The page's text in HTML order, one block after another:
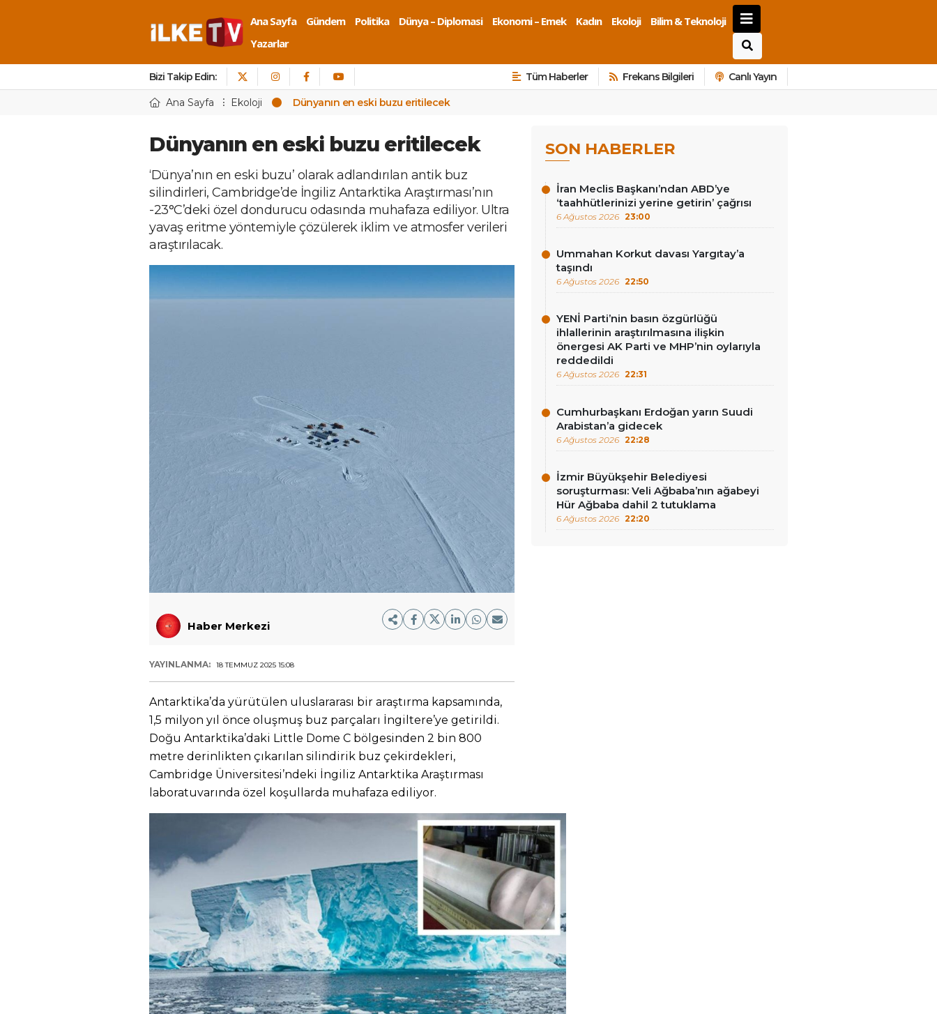
Ana Sayfa Gündem Politika Dünya – Diplomasi Ekonomi – Emek Kadın Ekoloji
Bilim & Teknoloji
Yazarlar
Bizi Takip Edin: Tüm Haberler Frekans Bilgileri Canlı Yayın
Ana Sayfa Ekoloji Dünyanın en eski buzu eritilecek
Dünyanın en eski buzu eritilecek
‘Dünya’nın en eski buzu’ olarak adlandırılan antik buz
silindirleri, Cambridge’de İngiliz Antarktika Araştırması’nın
-23°C’deki özel dondurucu odasında muhafaza ediliyor. Ultra
yavaş eritme yöntemiyle çözülerek iklim ve atmosfer verileri
araştırılacak.
Haber Merkezi
YAYINLANMA: 18 TEMMUZ 2025 15:08
Antarktika’da yürütülen uluslararası bir araştırma kapsamında,
1,5 milyon yıl önce oluşmuş buz parçaları İngiltere’ye getirildi.
Doğu Antarktika’daki Little Dome C bölgesinden 2 bin 800
metre derinlikten çıkarılan silindirik buz çekirdekleri,
Cambridge Üniversitesi’ndeki İngiliz Antarktika Araştırması
laboratuvarında özel koşullarda muhafaza ediliyor.
SON HABERLER
İran Meclis Başkanı’ndan ABD’ye
‘taahhütlerinizi yerine getirin’ çağrısı
6 Ağustos 2026 23:00
Ummahan Korkut davası Yargıtay’a
taşındı
6 Ağustos 2026 22:50
YENİ Parti’nin basın özgürlüğü
ihlallerinin araştırılmasına ilişkin
önergesi AK Parti ve MHP’nin oylarıyla
reddedildi
6 Ağustos 2026 22:31
Cumhurbaşkanı Erdoğan yarın Suudi
Arabistan’a gidecek
6 Ağustos 2026 22:28
İzmir Büyükşehir Belediyesi
soruşturması: Veli Ağbaba’nın ağabeyi
Hür Ağbaba dahil 2 tutuklama
6 Ağustos 2026 22:20